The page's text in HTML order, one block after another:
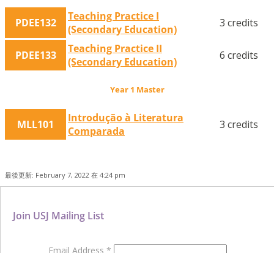
PDEE132
Teaching Practice I
(Secondary Education)
3 credits
PDEE133
Teaching Practice II
(Secondary Education)
6 credits
Year 1 Master
MLL101
Introdução à Literatura
Comparada
3 credits
最後更新: February 7, 2022 在 4:24 pm
Join USJ Mailing List
Email Address *